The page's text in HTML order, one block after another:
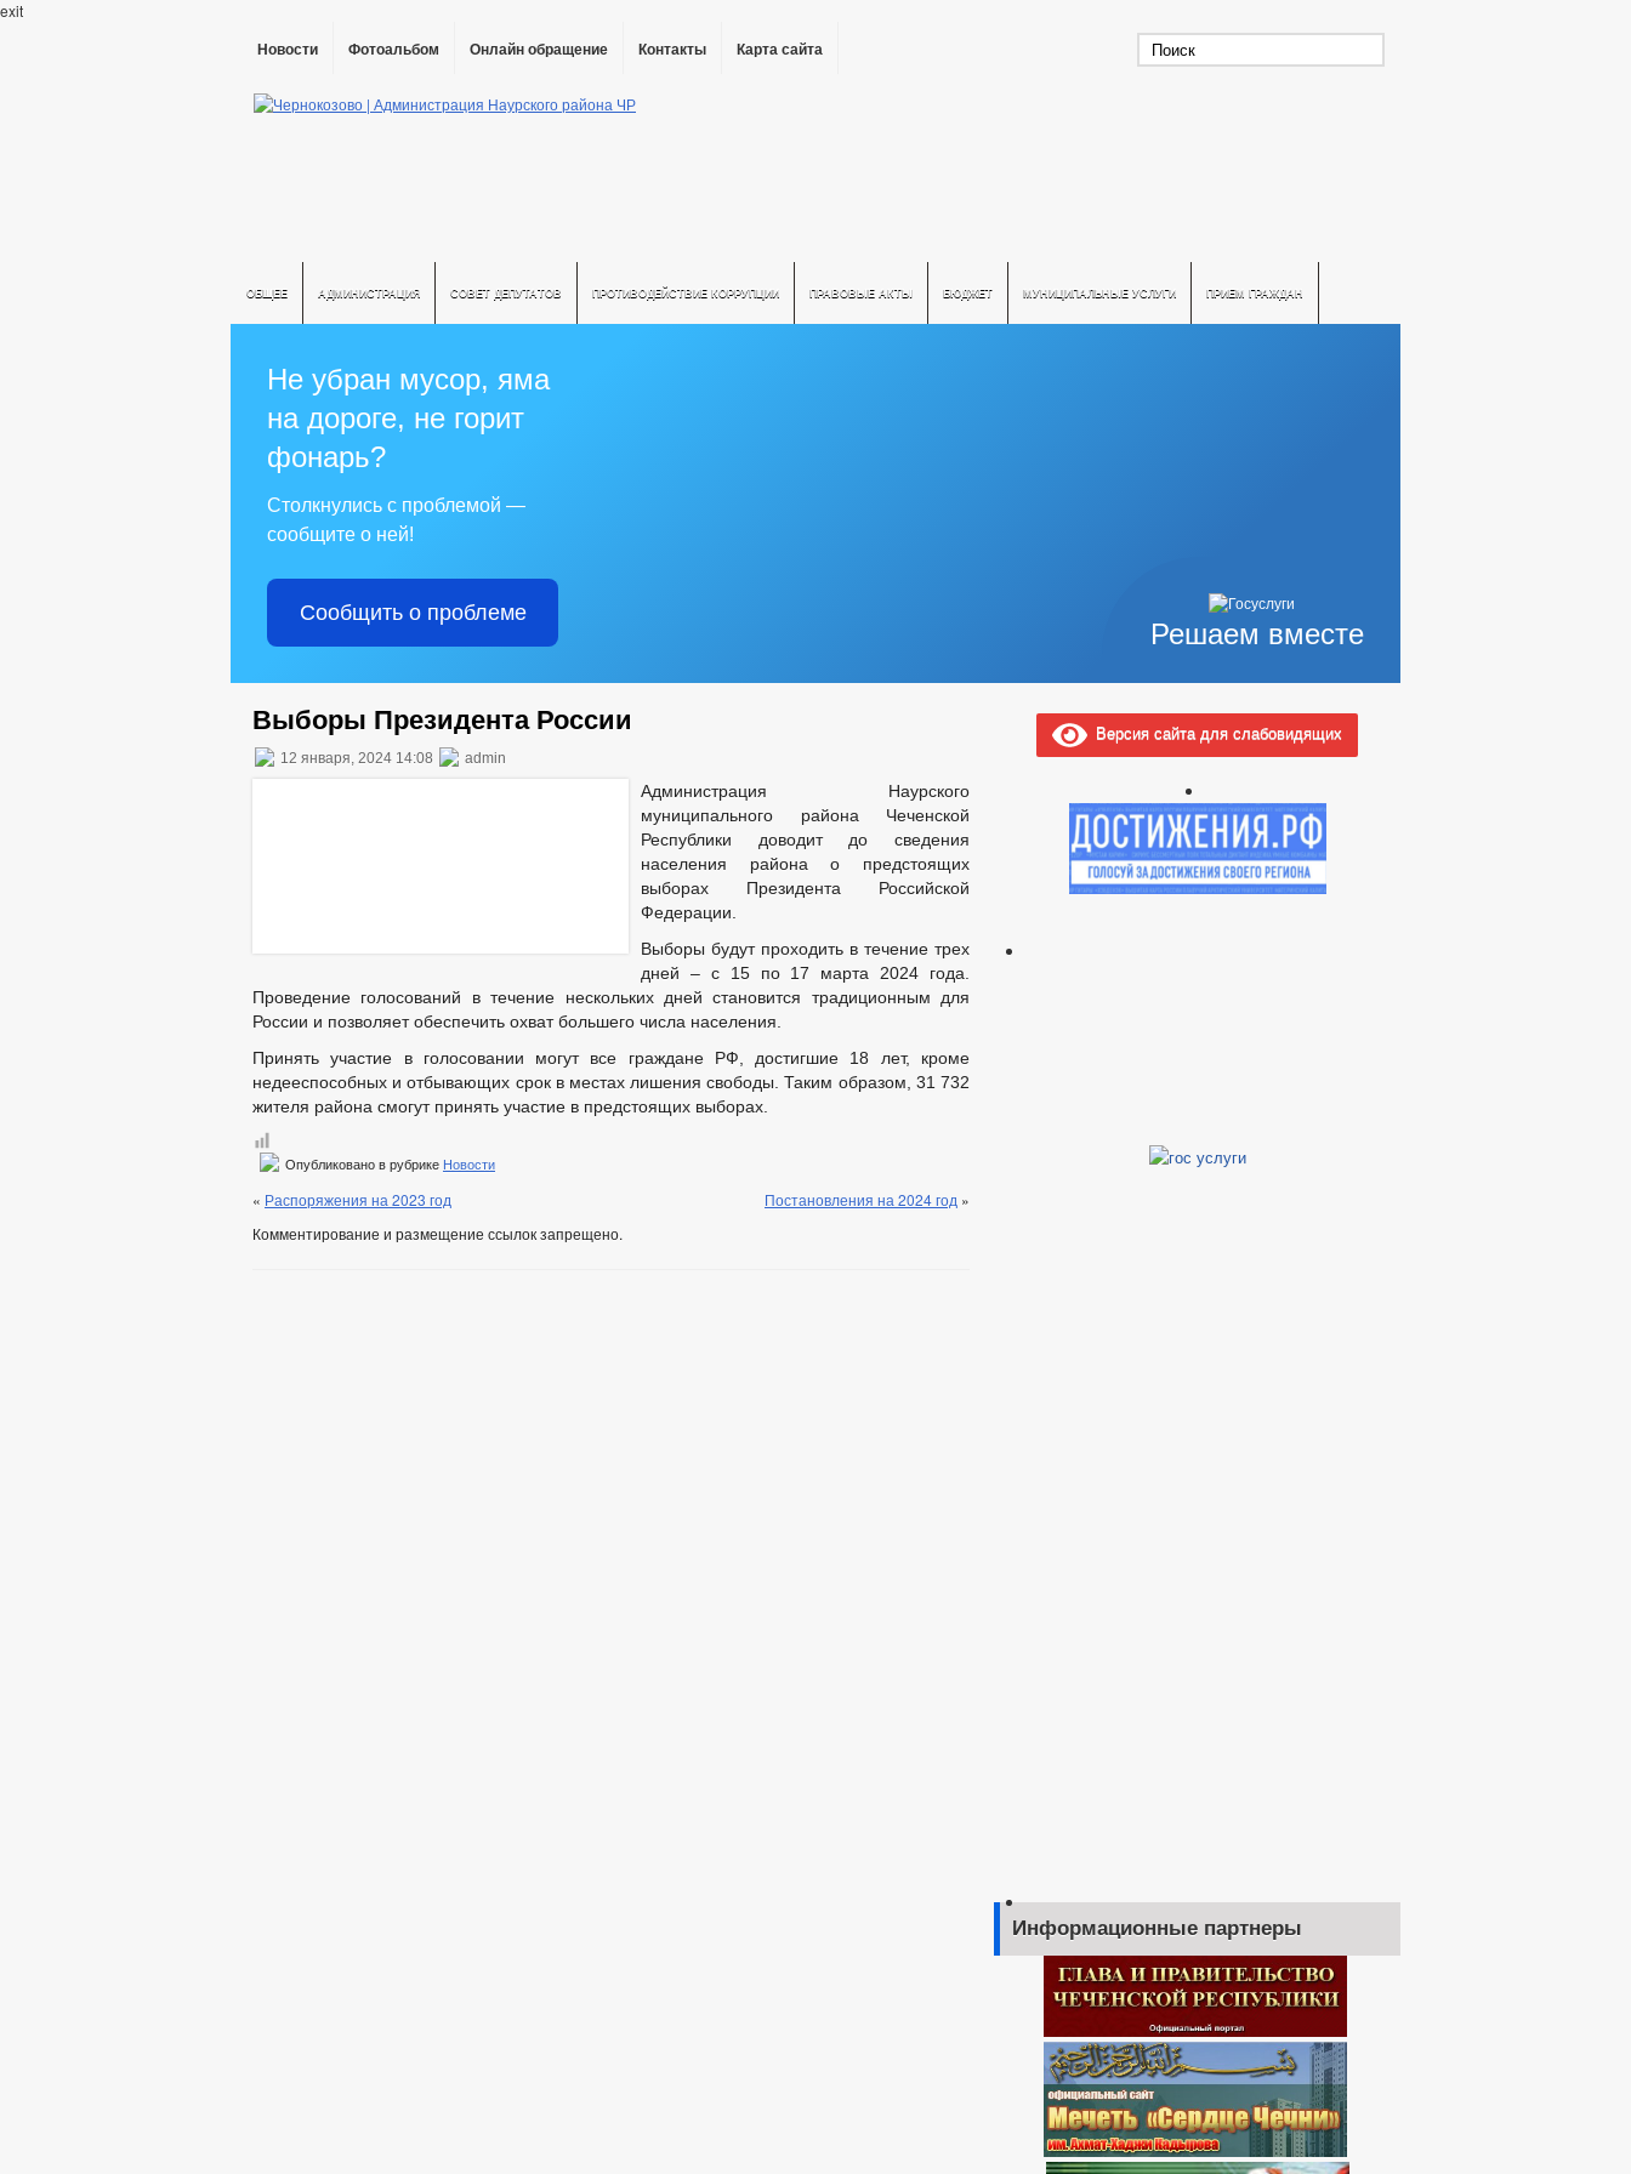
exit
Новости Фотоальбом Онлайн обращение Контакты Карта сайта
ОБЩЕЕ АДМИНИСТРАЦИЯ СОВЕТ ДЕПУТАТОВ ПРОТИВОДЕЙСТВИЕ КОРРУПЦИИ ПРАВОВЫЕ АКТЫ БЮДЖЕТ МУНИЦИПАЛЬНЫЕ УСЛУГИ ПРИЕМ ГРАЖДАН
Решаем вместе
Не убран мусор, яма
на дороге, не горит
фонарь?
Столкнулись с проблемой —
сообщите о ней!
Сообщить о проблеме
Выборы Президента России
12 января, 2024 14:08 admin
Администрация Наурского
муниципального района Чеченской
Республики доводит до сведения
населения района о предстоящих
выборах Президента Российской
Федерации.
Выборы будут проходить в течение трех
дней – с 15 по 17 марта 2024 года.
Проведение голосований в течение нескольких дней становится традиционным для
России и позволяет обеспечить охват большего числа населения.
Принять участие в голосовании могут все граждане РФ, достигшие 18 лет, кроме
недееспособных и отбывающих срок в местах лишения свободы. Таким образом, 31 732
жителя района смогут принять участие в предстоящих выборах.
Опубликовано в рубрике Новости
« Распоряжения на 2023 год Постановления на 2024 год »
Комментирование и размещение ссылок запрещено.
Версия сайта для слабовидящих
Информационные партнеры